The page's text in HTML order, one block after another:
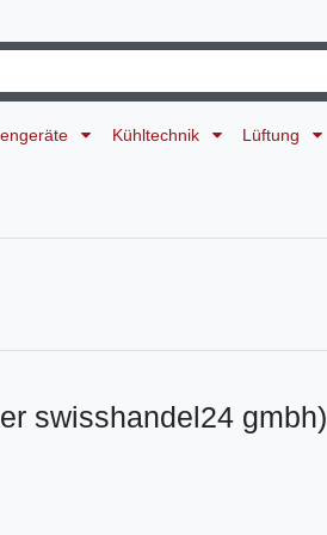
Kühltechnik Lüftung
swisshandel24 gmbh)